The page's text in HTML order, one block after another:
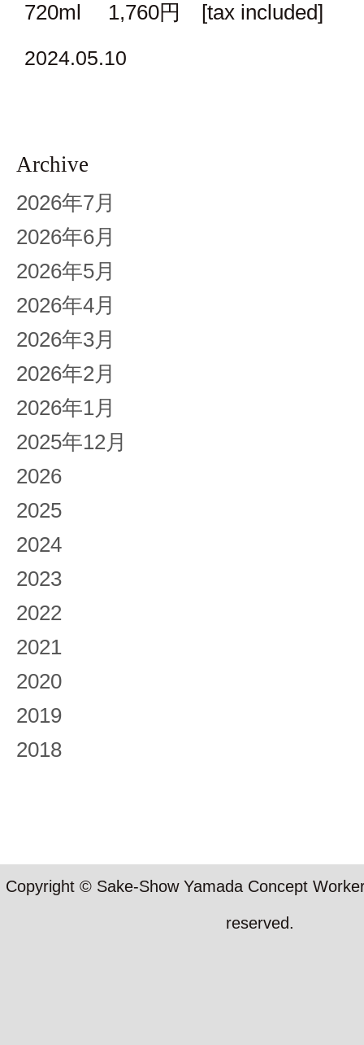
720ml 1,760円 [tax included]
2024.05.10
Archive
2026年7月
2026年6月
2026年5月
2026年4月
2026年3月
2026年2月
2026年1月
2025年12月
2026
2025
2024
2023
2022
2021
2020
2019
2018
Copyright © Sake-Show Yamada Concept
reserved.